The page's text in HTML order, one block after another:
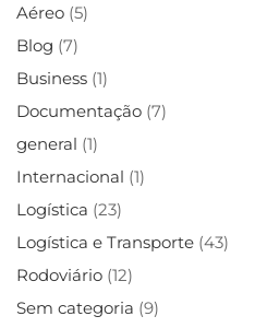
Aéreo (5)
Blog (7)
Business (1)
Documentação (7)
general (1)
Internacional (1)
Logística (23)
Logística e Transporte (43)
Rodoviário (12)
Sem categoria (9)